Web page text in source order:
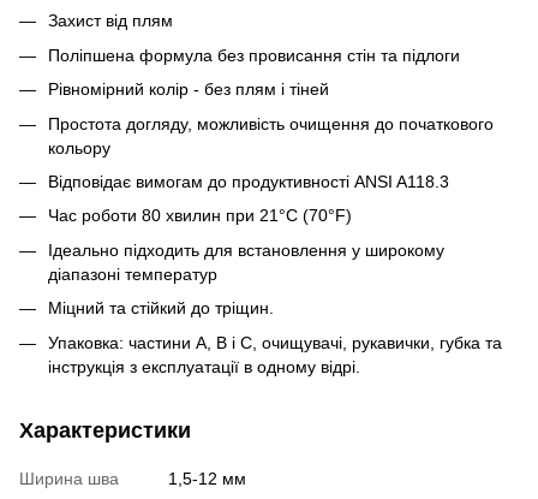
Захист від плям
Поліпшена формула без провисання стін та підлоги
Рівномірний колір - без плям і тіней
Простота догляду, можливість очищення до початкового
кольору
Відповідає вимогам до продуктивності ANSI A118.3
Час роботи 80 хвилин при 21°C (70°F)
Ідеально підходить для встановлення у широкому
діапазоні температур
Міцний та стійкий до тріщин.
Упаковка: частини A, B і C, очищувачі, рукавички, губка та
інструкція з експлуатації в одному відрі.
Характеристики
Ширина шва
1,5-12 мм